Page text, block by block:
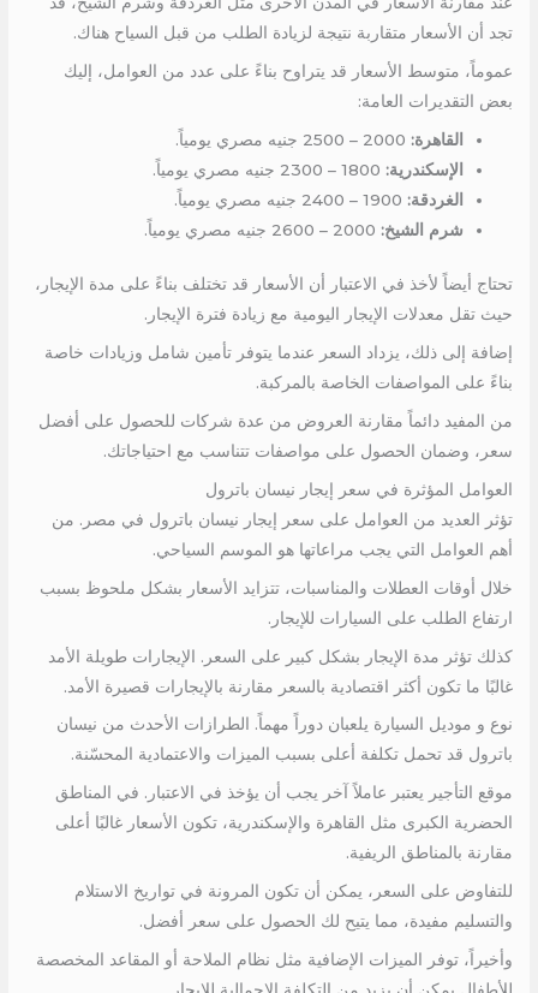
تجد أن الأسعار متقاربة نتيجة لزيادة الطلب من قبل السياح هناك.
عموماً، متوسط الأسعار قد يتراوح بناءً على عدد من العوامل، إليك
بعض التقديرات العامة:
القاهرة:
الإسكندرية:
الغردقة:
شرم الشيخ:
تحتاج أيضاً لأخذ في الاعتبار أن الأسعار قد تختلف بناءً على مدة الإيجار،
حيث تقل معدلات الإيجار اليومية مع زيادة فترة الإيجار.
إضافة إلى ذلك، يزداد السعر عندما يتوفر تأمين شامل وزيادات خاصة
بناءً على المواصفات الخاصة بالمركبة.
من المفيد دائماً مقارنة العروض من عدة شركات للحصول على أفضل
سعر، وضمان الحصول على مواصفات تتناسب مع احتياجاتك.
العوامل المؤثرة في سعر إيجار نيسان باترول
تؤثر العديد من العوامل على سعر إيجار نيسان باترول في مصر. من
أهم العوامل التي يجب مراعاتها هو الموسم السياحي.
خلال أوقات العطلات والمناسبات، تتزايد الأسعار بشكل ملحوظ بسبب
ارتفاع الطلب على السيارات للإيجار.
كذلك تؤثر مدة الإيجار بشكل كبير على السعر. الإيجارات طويلة الأمد
غالبًا ما تكون أكثر اقتصادية بالسعر مقارنة بالإيجارات قصيرة الأمد.
نوع و موديل السيارة يلعبان دوراً مهماً. الطرازات الأحدث من نيسان
باترول قد تحمل تكلفة أعلى بسبب الميزات والاعتمادية المحسّنة.
موقع التأجير يعتبر عاملاً آخر يجب أن يؤخذ في الاعتبار. في المناطق
الحضرية الكبرى مثل القاهرة والإسكندرية، تكون الأسعار غالبًا أعلى
مقارنة بالمناطق الريفية.
للتفاوض على السعر، يمكن أن تكون المرونة في تواريخ الاستلام
والتسليم مفيدة، مما يتيح لك الحصول على سعر أفضل.
وأخيراً، توفر الميزات الإضافية مثل نظام الملاحة أو المقاعد المخصصة